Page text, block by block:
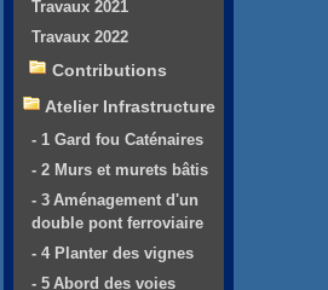
Travaux 2021
Travaux 2022
Contributions
Atelier Infrastructure
- 1 Gard fou Caténaires
- 2 Murs et murets bâtis
- 3 Aménagement d'un
double pont ferroviaire
- 4 Planter des vignes
- 5 Abord des voies